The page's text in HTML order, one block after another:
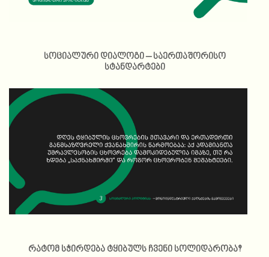
სოციალური დიალოგი – საერთაშორისო
სტანდარტები
რატომ სჭირდება ტყიბულს ჩვენი სოლიდარობა?